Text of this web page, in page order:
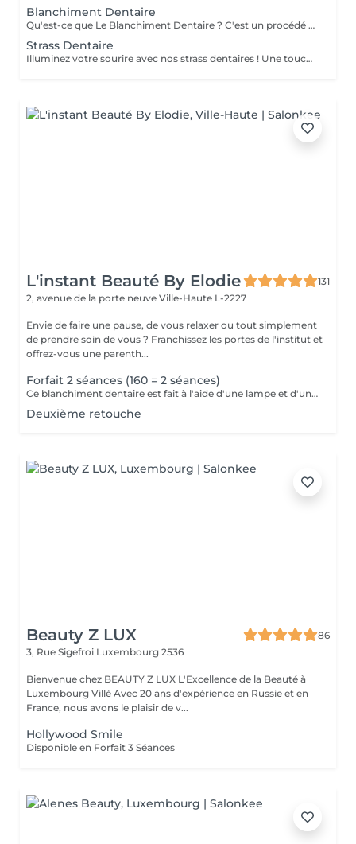
Blanchiment Dentaire
Qu'est-ce que Le Blanchiment Dentaire ? C'est un procédé qui utilise un gel blanchissant activé par une lumière avec une fréquence spécifique. Celui-ci agit sur l'émail et la dentine des dents sans affecter la structure de la dent. Le blanchiment dentaire est sûr, efficace et rapide. Pourquoi vos dents se colorent-elles ? Pour de nombreuses raisons. Les plus communes sont l'âge, la consommation de produits qui colorent les dents comme le café, le thé, les sodas, le tabac, etc. ou à cause d'un traumatisme. Pendant la période de croissance des dents, une prise régulière de tétracycline et d'autres antibiotiques peuvent également être à la base de ces décolorations. Est-ce sans danger ? La sécurité et l'efficacité du produit sont bien établies. Le produit est utilisé en toute sécurité depuis plusieurs années pour le traitement des gencives et des tissus mous. On évite l'utilisation chez les femmes enceintes ou qui allaitent. L'usage du tabac est contre-indiqué pendant le traitement de blanchiment. Certains patients éprouvent une augmentation temporaire de la sensibilité au froid pendant le traitement. Ces symptômes disparaissent entre 1 à 3 jours après la fin du traitement. Un blanchiment dentaire est-il efficace ? Oui. Le blanchiment dentaire permet d'enlever la plupart des tâches et des colorations causées par les aliments, le tabac, un traitement de canal ou le vieillissement naturel des dents. Une étude a démontré que l'utilisation de la lampe augmente l'efficacité du gel
Strass Dentaire
Illuminez votre sourire avec nos strass dentaires ! Une touche d'éclat pour une allure unique et tendance. Contactez-nous pour briller de mille feux !"
L'instant Beauté By Elodie
131
2, avenue de la porte neuve Ville-Haute L-2227
Envie de faire une pause, de vous relaxer ou tout simplement
de prendre soin de vous ? Franchissez les portes de l'institut et
offrez-vous une parenth...
Forfait 2 séances (160 = 2 séances)
Ce blanchiment dentaire est fait à l'aide d'une lampe et d'un gel blanchissant le résultat sont 100% garantis interdit aux femmes enceintes, allaitante, diabétiques
Deuxième retouche
Beauty Z LUX
86
3, Rue Sigefroi Luxembourg 2536
Bienvenue chez BEAUTY Z LUX L'Excellence de la Beauté à
Luxembourg Villé Avec 20 ans d'expérience en Russie et en
France, nous avons le plaisir de v...
Hollywood Smile
Disponible en Forfait 3 Séances